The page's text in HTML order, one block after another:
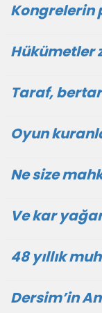
Kongrelerin
Hükümetler
Taraf,
Oyun
Ne size
Ve kar
48 yıllık
Dersim’in